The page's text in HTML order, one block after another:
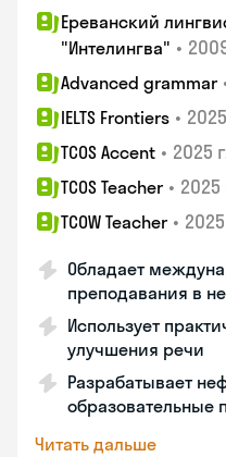
Ереванский
"Интелингва" •
Advanced grammar
IELTS Frontiers •
TCOS Accent • 2025
TCOS Teacher • 2025
TCOW Teacher •
Обладает
преподавания в
Использует
улучшения речи
Разрабатывает
образовательные
Читать дальше